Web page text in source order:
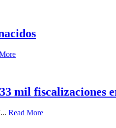
mil fiscalizaciones
Read More